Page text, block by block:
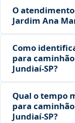
O
Jardim Ana
Como
para
Jundiaí‑SP?
Qual o tempo
para
Jundiaí‑SP?